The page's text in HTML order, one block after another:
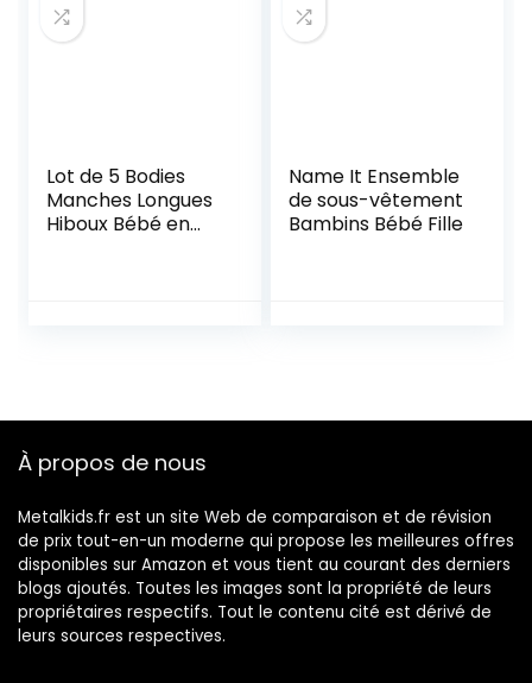
Lot de 5 Bodies
Manches Longues
Hiboux Bébé en
Name It Ensemble
de sous-vêtement
Bambins Bébé Fille
À propos de nous
Metalkids.fr est un site Web de comparaison et de révision
de prix tout-en-un moderne qui propose les meilleures offres
disponibles sur Amazon et vous tient au courant des derniers
blogs ajoutés. Toutes les images sont la propriété de leurs
propriétaires respectifs. Tout le contenu cité est dérivé de
leurs sources respectives.